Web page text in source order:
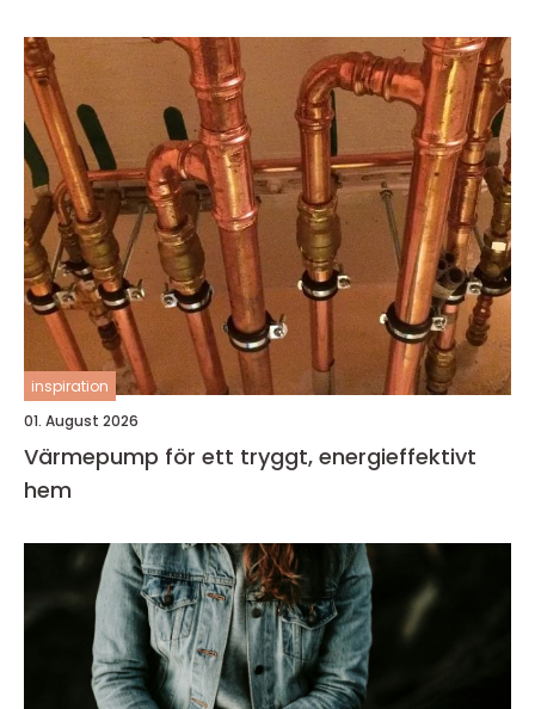
inspiration
01. August 2026
Värmepump för ett tryggt, energieffektivt
hem